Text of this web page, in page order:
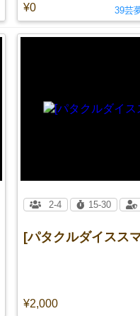
¥0 39芸
[パタクルダイスス
¥2,000
2-4 15-30